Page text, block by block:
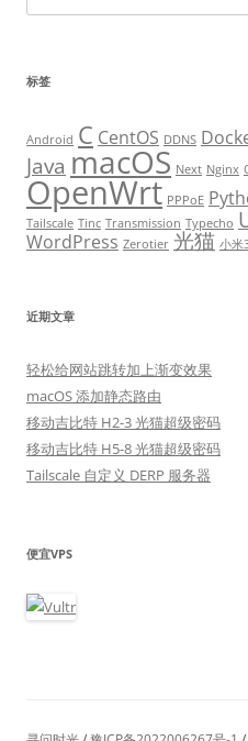
索
标签
Android C CentOS DDNS
Java macOS Next Nginx
OpenWrt PPPoE
Tailscale Tinc Transmission Typecho
WordPress Zerotier 光猫 小米
近期文章
轻松给网站跳转加上渐变效果
macOS 添加静态路由
移动吉比特 H2-3 光猫超级密码
移动吉比特 H5-8 光猫超级密码
Tailscale 自定义 DERP 服务器
便宜VPS